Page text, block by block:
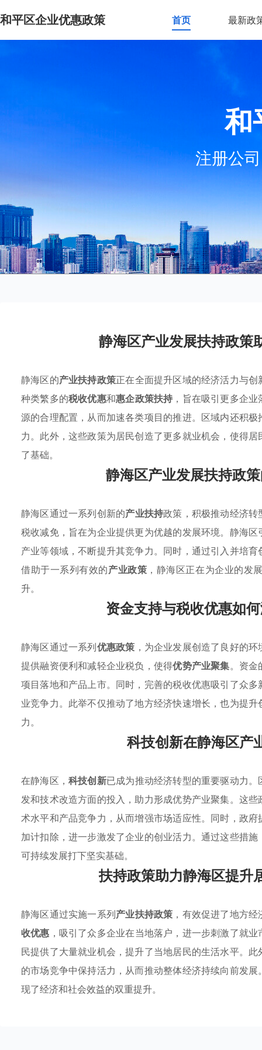
和平区企业优惠政策 首页 最新政
和
注册公
静海区产业发展扶持政策
静海区的产业扶持政策正在全面提升区域的经济活力与
种类繁多的税收优惠和惠企政策扶持 ，旨在吸引更多企
源的合理配置，从而加速各类项目的推进。区域内还积
力。此外，这些政策为居民创造了更多就业机会，使得
了基础。
静海区产业发展扶持政
静海区通过一系列创新的产业扶持政策，积极推动经济
税收减免，旨在为企业提供更为优越的发展环境。静海
产业等领域，不断提升其竞争力。同时，通过引入并培
借助于一系列有效的产业政策 ，静海区正在为企业的发
升。
资金支持与税收优惠如
静海区通过一系列优惠政策 ，为企业发展创造了良好的
提供融资便利和减轻企业税负，使得优势产业聚集。资金
项目落地和产品上市。同时，完善的税收优惠吸引了众
业竞争力。此举不仅推动了地方经济快速增长，也为提
力。
科技创新在静海区产
在静海区，科技创新已成为推动经济转型的重要驱动力
发和技术改造方面的投入，助力形成优势产业聚集。这
术水平和产品竞争力，从而增强市场适应性。同时，政府
加计扣除，进一步激发了企业的创业活力。通过这些措
可持续发展打下坚实基础。
扶持政策助力静海区提升
静海区通过实施一系列产业扶持政策 ，有效促进了地方
收优惠 ，吸引了众多企业在当地落户，进一步刺激了就
民提供了大量就业机会，提升了当地居民的生活水平。
的市场竞争中保持活力，从而推动整体经济持续向前发
现了经济和社会效益的双重提升。